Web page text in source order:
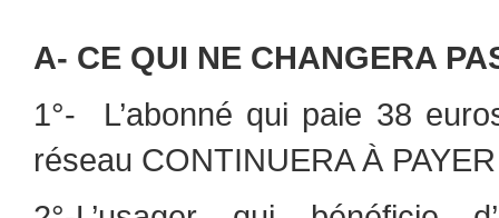
A- CE QUI NE CHANGERA
1°- L’abonné qui paie 38
réseau CONTINUERA À